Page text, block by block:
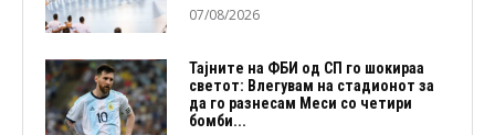
07/08/2026
Тајните на ФБИ од СП го шокираа
светот: Влегувам на стадионот за
да го разнесам Меси со четири
бомби...